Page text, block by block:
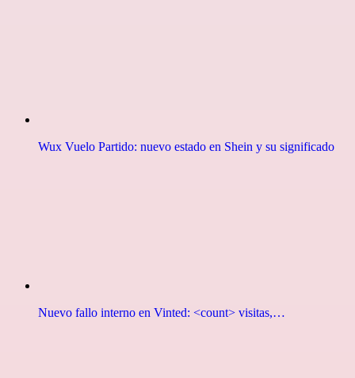
Wux Vuelo Partido: nuevo estado en Shein y su significado
Nuevo fallo interno en Vinted: <count> visitas,…